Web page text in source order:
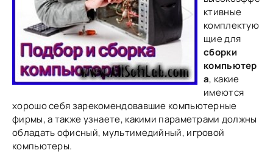
ктивные
комплектую
щие для
сборки
компьютер
а, какие
имеются
хорошо себя зарекомендовавшие компьютерные
фирмы, а также узнаете, какими параметрами должны
обладать офисный, мультимедийный, игровой
компьютеры.